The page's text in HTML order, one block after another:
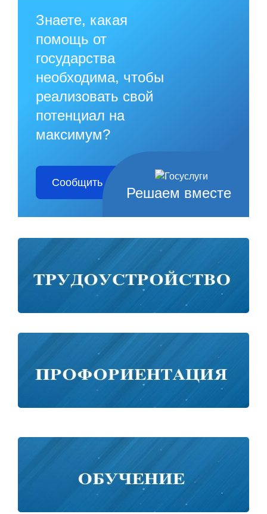
Решаем вместе
Знаете, какая
помощь от
государства
необходима, чтобы
реализовать свой
потенциал на
максимум?
Сообщить о проблеме